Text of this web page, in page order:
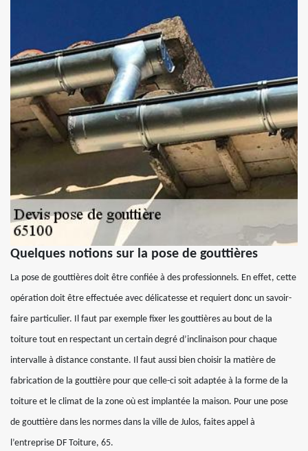
Quelques notions sur la pose de gouttières
La pose de gouttières doit être confiée à des professionnels. En effet, cette
opération doit être effectuée avec délicatesse et requiert donc un savoir-
faire particulier. Il faut par exemple fixer les gouttières au bout de la
toiture tout en respectant un certain degré d’inclinaison pour chaque
intervalle à distance constante. Il faut aussi bien choisir la matière de
fabrication de la gouttière pour que celle-ci soit adaptée à la forme de la
toiture et le climat de la zone où est implantée la maison. Pour une pose
de gouttière dans les normes dans la ville de Julos, faites appel à
l’entreprise DF Toiture, 65.